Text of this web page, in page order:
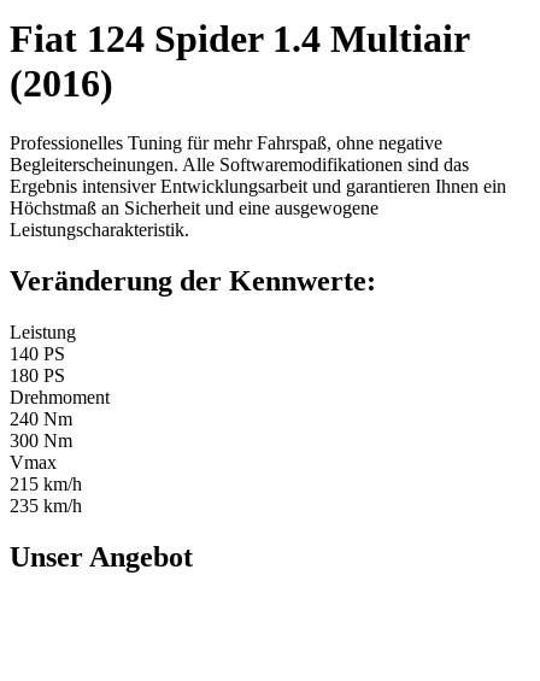
Fiat 124 Spider 1.4 Multiair
(2016)
Professionelles Tuning für mehr Fahrspaß, ohne negative
Begleiterscheinungen. Alle Softwaremodifikationen sind das
Ergebnis intensiver Entwicklungsarbeit und garantieren Ihnen ein
Höchstmaß an Sicherheit und eine ausgewogene
Leistungscharakteristik.
Veränderung der Kennwerte:
Leistung
140 PS
180 PS
Drehmoment
240 Nm
300 Nm
Vmax
215 km/h
235 km/h
Unser Angebot